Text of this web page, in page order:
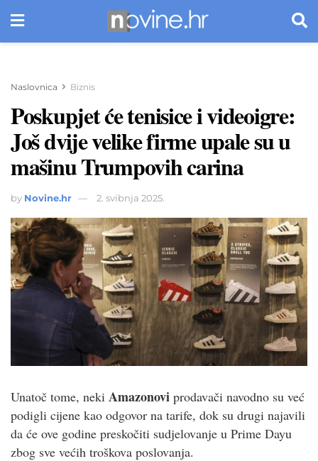
Naslovnica Biznis
Poskupjet će tenisice i videoigre:
Još dvije velike firme upale su u
mašinu Trumpovih carina
by Novine.hr 2. svibnja 2025.
Unatoč tome, neki Amazonovi prodavači navodno su već
podigli cijene kao odgovor na tarife, dok su drugi najavili
da će ove godine preskočiti sudjelovanje u Prime Dayu
zbog sve većih troškova poslovanja.